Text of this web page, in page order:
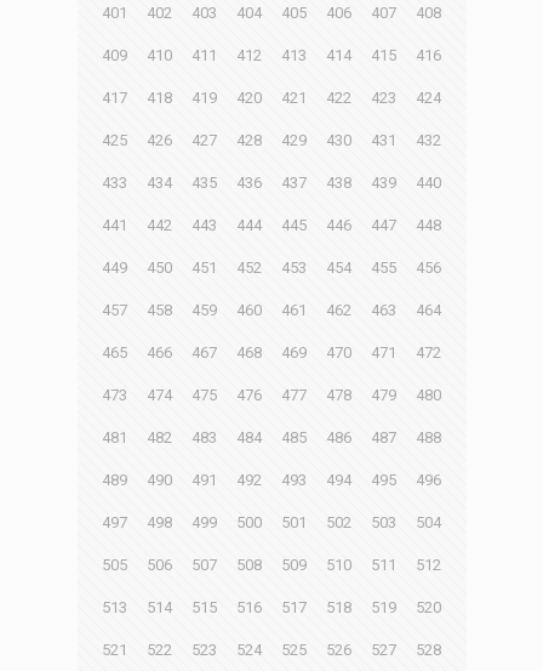
401 402 403 404 405 406 407 408
409 410 411 412 413 414 415 416
417 418 419 420 421 422 423 424
425 426 427 428 429 430 431 432
433 434 435 436 437 438 439 440
441 442 443 444 445 446 447 448
449 450 451 452 453 454 455 456
457 458 459 460 461 462 463 464
465 466 467 468 469 470 471 472
473 474 475 476 477 478 479 480
481 482 483 484 485 486 487 488
489 490 491 492 493 494 495 496
497 498 499 500 501 502 503 504
505 506 507 508 509 510 511 512
513 514 515 516 517 518 519 520
521 522 523 524 525 526 527 528